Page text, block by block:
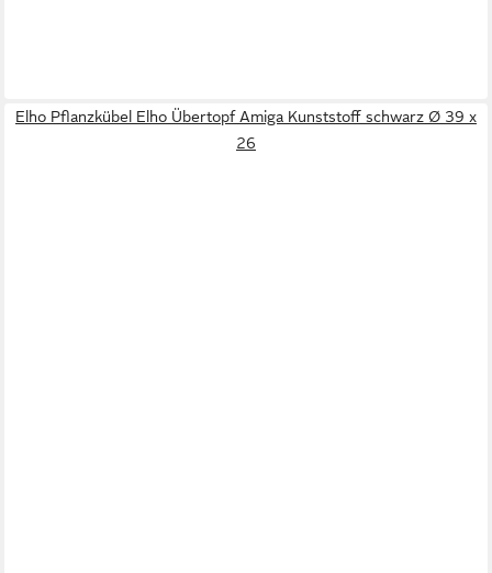
Elho Pflanzkübel Elho Übertopf Amiga Kunststoff schwarz Ø 39 x
26